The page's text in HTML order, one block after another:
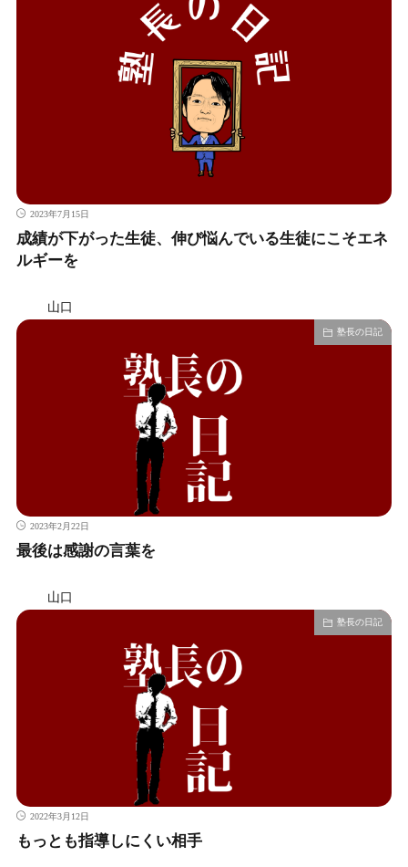
2023年7月15日
成績が下がった生徒、伸び悩んでいる生徒にこそエネ
ルギーを
山口
塾長の日記
2023年2月22日
最後は感謝の言葉を
山口
塾長の日記
2022年3月12日
もっとも指導しにくい相手